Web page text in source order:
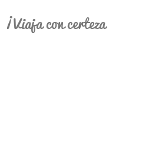
¡Viaja con certeza